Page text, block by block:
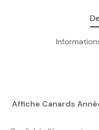
Affiche Canards